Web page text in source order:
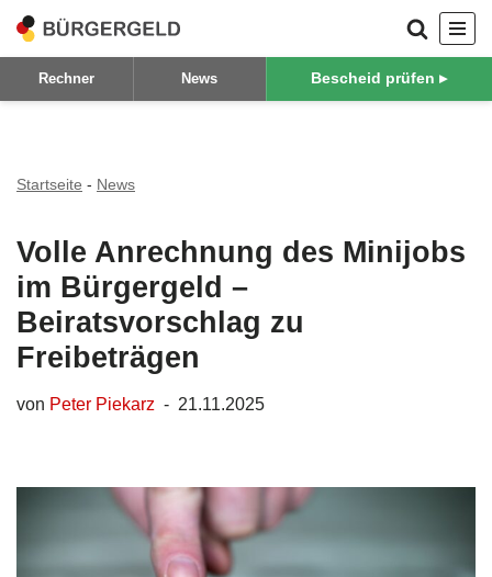
Zum
Inhalt
Rechner News Bescheid prüfen ▸
Startseite - News
Volle Anrechnung des Minijobs
im Bürgergeld –
Beiratsvorschlag zu
Freibeträgen
von Peter Piekarz 21.11.2025